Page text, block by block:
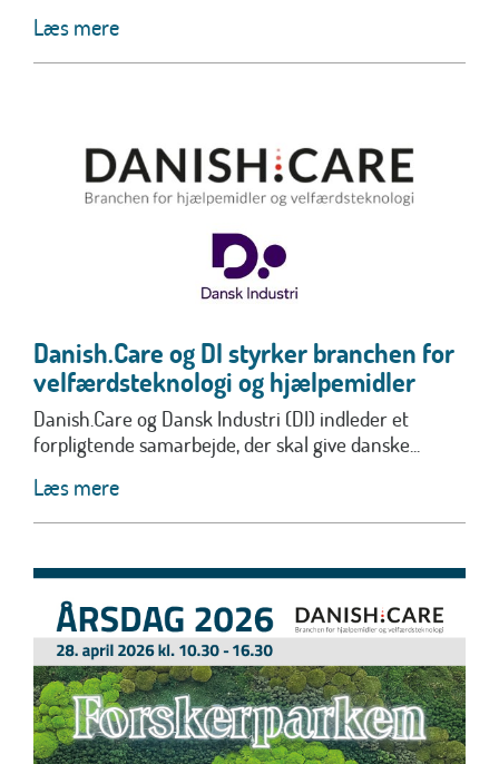
Læs mere
Danish.Care og DI styrker branchen for
velfærdsteknologi og hjælpemidler
Danish.Care og Dansk Industri (DI) indleder et
forpligtende samarbejde, der skal give danske...
Læs mere